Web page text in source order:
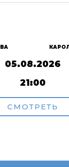
05.08.2026
21:00
СМОТРЕТЬ